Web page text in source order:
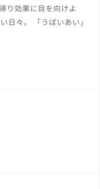
り効果に目を向けよ
日々。 「うばいあい」